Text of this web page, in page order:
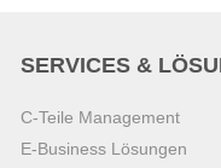
SERVICES &
C-Teile Management
E-Business Lösungen